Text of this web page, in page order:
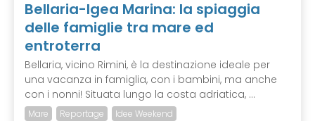
Bellaria-Igea Marina: la spiaggia
delle famiglie tra mare ed
entroterra
Bellaria, vicino Rimini, è la destinazione ideale per
una vacanza in famiglia, con i bambini, ma anche
con i nonni! Situata lungo la costa adriatica, ...
Mare Reportage Idee Weekend